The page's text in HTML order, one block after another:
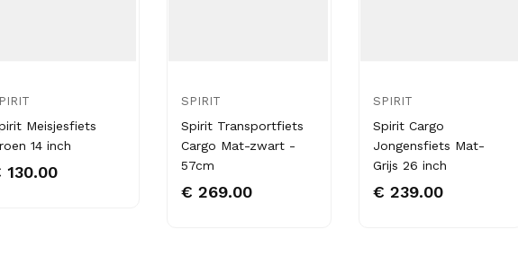
Meisjesfiets
14 inch
130.00
SPIRIT
Spirit Transportfiets
Cargo Mat-zwart -
57cm
€ 269.00
SPIRIT
Spirit Cargo
Jongensfiets Mat-
Grijs 26 inch
€ 239.00